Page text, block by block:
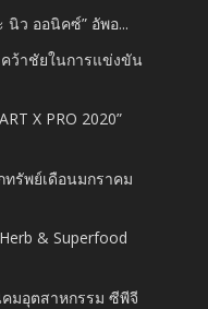
นิว ออนิคซ์” อัพอ...
ว้าชัยในการแข่งขัน
X PRO 2020”
รัพย์เดือนมกราคม
& Superfood
มอุตสาหกรรม ซีพีจี